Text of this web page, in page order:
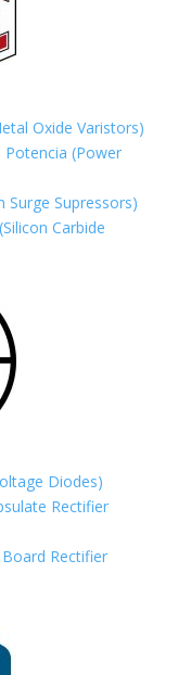
Oxide Varistors)
Potencia (Power
Surge Supressors)
(Silicon Carbide
Diodes)
Rectifier
Rectifier